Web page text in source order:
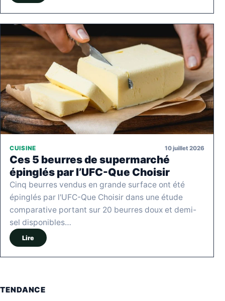
CUISINE 10 juillet 2026
Ces 5 beurres de supermarché
épinglés par l’UFC-Que Choisir
Cinq beurres vendus en grande surface ont été
épinglés par l'UFC-Que Choisir dans une étude
comparative portant sur 20 beurres doux et demi-
sel disponibles…
Lire
TENDANCE